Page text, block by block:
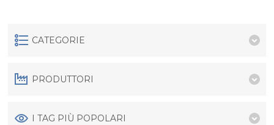
CATEGORIE
PRODUTTORI
I TAG PIÙ POPOLARI